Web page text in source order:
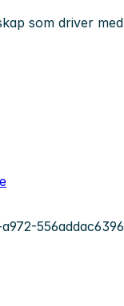
som driver med
556addac6396